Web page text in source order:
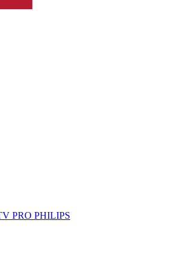
PRO PHILIPS